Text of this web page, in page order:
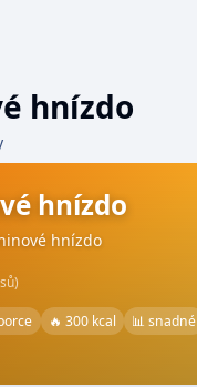
hnízdo
hnízdo
hnízdo
🔥 300 kcal 📊 snadné